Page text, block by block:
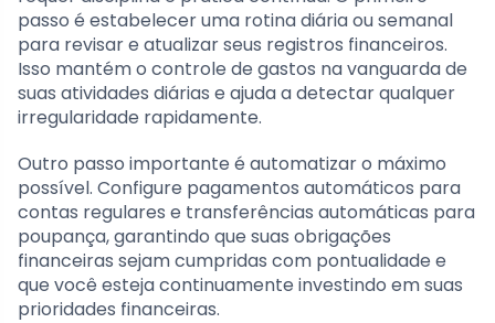
passo é estabelecer uma rotina diária ou semanal
para revisar e atualizar seus registros financeiros.
Isso mantém o controle de gastos na vanguarda de
suas atividades diárias e ajuda a detectar qualquer
irregularidade rapidamente.
Outro passo importante é automatizar o máximo
possível. Configure pagamentos automáticos para
contas regulares e transferências automáticas para
poupança, garantindo que suas obrigações
financeiras sejam cumpridas com pontualidade e
que você esteja continuamente investindo em suas
prioridades financeiras.